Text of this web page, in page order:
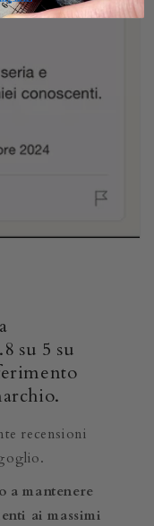
su 5 su
recensioni
a mantenere
ai massimi